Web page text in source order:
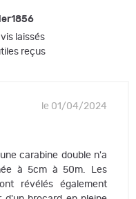
laissés
reçus
le 01/04/2024
carabine double n'a
à 5cm à 50m. Les
révélés également